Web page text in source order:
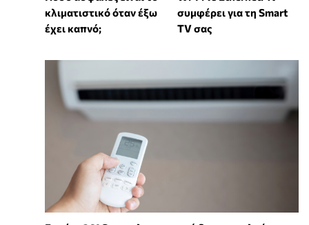
κλιματιστικό όταν έξω
έχει καπνό;
συμφέρει για τη Smart
TV σας